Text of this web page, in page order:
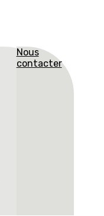
Nous
contacter